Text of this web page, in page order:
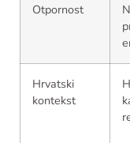
Otpornost
Hrvatski
kontekst